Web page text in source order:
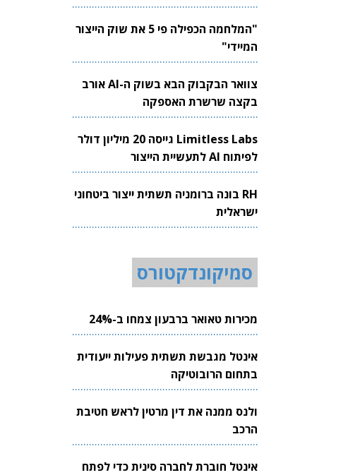
לשבבים
"המלחמה הכפילה פי 5 את שוק הייצור
המיידי"
צוואר הבקבוק הבא בשוק ה-AI אורב
בקצה שרשרת האספקה
Limitless Labs גייסה 20 מיליון דולר
לפיתוח AI לתעשיית הייצור
RH בונה ברומניה תשתית ייצור ביטחוני
ישראלית
סמיקונדקטורס
מכירות טאואר ברבעון צמחו ב-24%
אינטל מגבשת תשתית פעילות ייעודית
בתחום הרובוטיקה
ולנס ממנה את דין מרטין לראש חטיבת
הרכב
אינטל חוברת לחברה סינית כדי לפתח